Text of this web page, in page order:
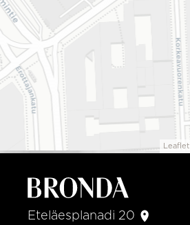
Leaflet
Eteläesplanadi 20